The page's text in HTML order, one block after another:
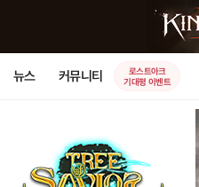
뉴스 커뮤니티
로스트아크
기대평 이벤트